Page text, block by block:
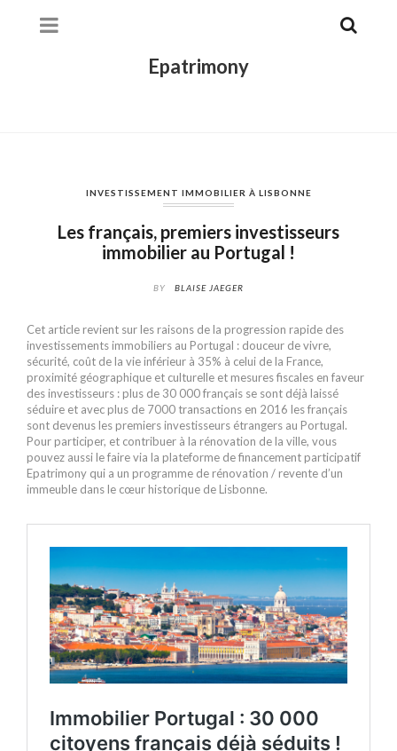
Epatrimony
INVESTISSEMENT IMMOBILIER À LISBONNE
Les français, premiers investisseurs
immobilier au Portugal !
BY BLAISE JAEGER
Cet article revient sur les raisons de la progression rapide des
investissements immobiliers au Portugal : douceur de vivre,
sécurité, coût de la vie inférieur à 35% à celui de la France,
proximité géographique et culturelle et mesures fiscales en faveur
des investisseurs : plus de 30 000 français se sont déjà laissé
séduire et avec plus de 7000 transactions en 2016 les français
sont devenus les premiers investisseurs étrangers au Portugal.
Pour participer, et contribuer à la rénovation de la ville, vous
pouvez aussi le faire via la plateforme de financement participatif
Epatrimony qui a un programme de rénovation / revente d’un
immeuble dans le cœur historique de Lisbonne.